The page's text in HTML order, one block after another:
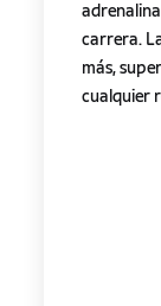
carrera.
más,
cualquier